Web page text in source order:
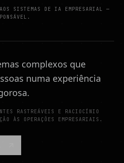
SISTEMAS DE IA EMPRESARIAL —
complexos que
numa experiência
RASTREÁVEIS E RACIOCÍNIO
ÀS OPERAÇÕES EMPRESARIAIS.